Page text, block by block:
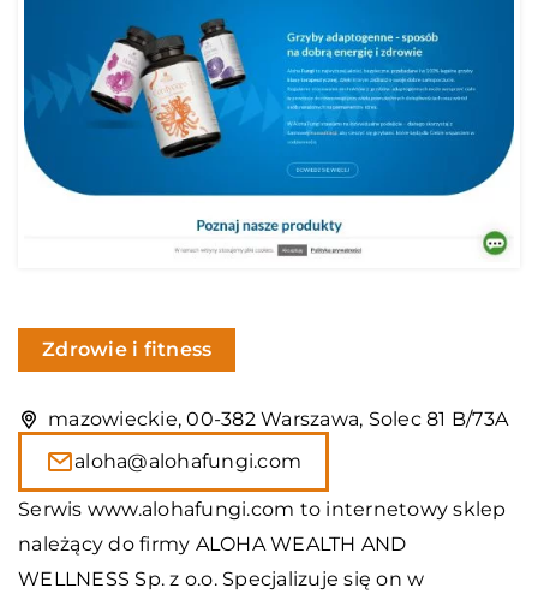
Zdrowie i fitness
mazowieckie, 00-382 Warszawa, Solec 81 B/73A
aloha@alohafungi.com
Serwis www.alohafungi.com to internetowy sklep
należący do firmy ALOHA WEALTH AND
WELLNESS Sp. z o.o. Specjalizuje się on w